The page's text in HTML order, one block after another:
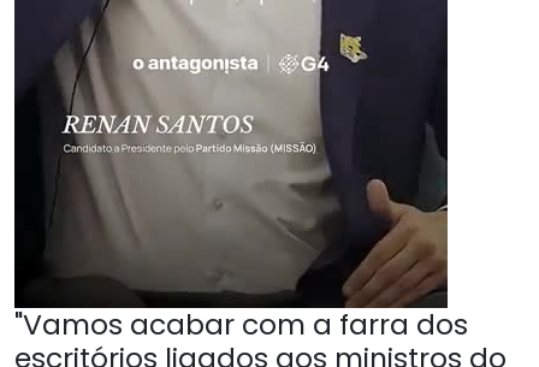
"Vamos acabar com a farra dos
escritórios ligados aos ministros do